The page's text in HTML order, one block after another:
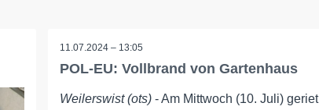
11.07.2024 – 13:05
POL-EU: Vollbrand von Gartenhaus
Weilerswist (ots)- Am Mittwoch (10. Juli) geriet